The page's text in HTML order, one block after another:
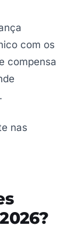
com os
compensa
nas